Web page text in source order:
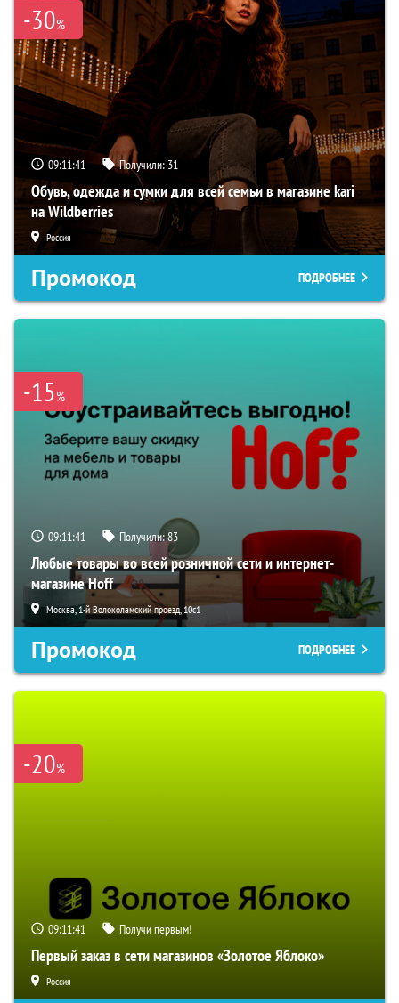
-30%
09:11:40 Получили: 31
Обувь, одежда и сумки для всей семьи в магазине kari
на Wildberries
Россия
Промокод ПОДРОБНЕЕ
-15%
09:11:40 Получили:83
Любые товары во всей розничной сети и интернет-
магазине Hoff
Москва, 1-й Волоколамский проезд, 10с1
Промокод ПОДРОБНЕЕ
-20%
09:11:40 Получи первым!
Первый заказ в сети магазинов «Золотое Яблоко»
Россия